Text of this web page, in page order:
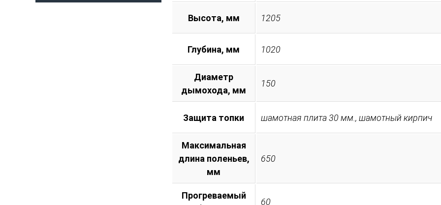
Высота, мм 1205
Глубина, мм 1020
Диаметр
дымохода, мм
150
Защита топки шамотная плита 30 мм., шамотный кирпич
Максимальная
длина поленьев,
мм
650
Прогреваемый
60